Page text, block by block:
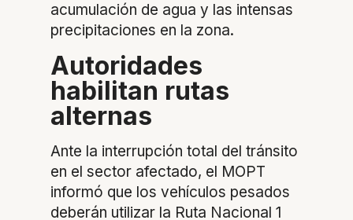
acumulación de agua y las intensas
precipitaciones en la zona.
Autoridades
habilitan rutas
alternas
Ante la interrupción total del tránsito
en el sector afectado, el MOPT
informó que los vehículos pesados
deberán utilizar la Ruta Nacional 1